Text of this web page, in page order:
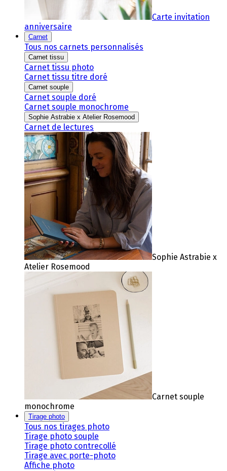
Carte invitation
anniversaire
Carnet
Tous nos carnets personnalisés
Carnet tissu
Carnet tissu photo
Carnet tissu titre doré
Carnet souple
Carnet souple doré
Carnet souple monochrome
Sophie Astrabie x Atelier Rosemood
Carnet de lectures
Sophie Astrabie x
Atelier Rosemood
Carnet souple
monochrome
Tirage photo
Tous nos tirages photo
Tirage photo souple
Tirage photo contrecollé
Tirage avec porte-photo
Affiche photo